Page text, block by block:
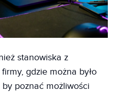
stanowiska z
gdzie można było
poznać możliwości